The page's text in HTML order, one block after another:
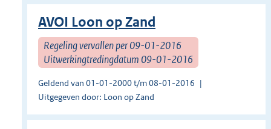
AVOI Loon op Zand
Regeling vervallen per 09-01-2016
Uitwerkingtredingdatum 09-01-2016
Geldend van 01-01-2000 t/m 08-01-2016
Uitgegeven door: Loon op Zand